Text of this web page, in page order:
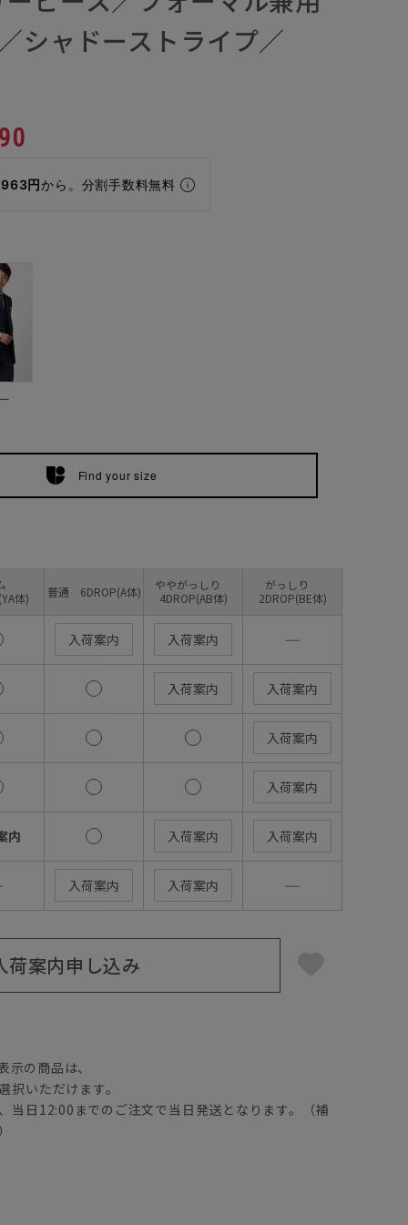
シャドーストライプ／
円から。分割手数料無料
Find your size
体)
普通 6DROP(A体)
ややがっしり
4DROP(AB体)
がっしり
2DROP(BE体)
入荷案内 入荷案内 ―
入荷案内 入荷案内
入荷案内
入荷案内
内 入荷案内 入荷案内
入荷案内 入荷案内 ―
荷案内申し込み
示の商品は、
択いただけます。
当日12:00までのご注文で当日発送となります。（補